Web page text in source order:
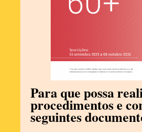
Para que possa
procedimentos e
seguintes